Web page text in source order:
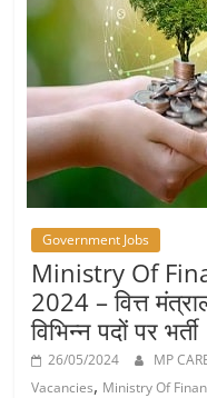
Job
Vacancy
Government Jobs
Ministry Of
2024 – वित्त
विभिन्‍न पदों पर भर्ती
26/05/2024 MP
Vacancies, Ministry Of